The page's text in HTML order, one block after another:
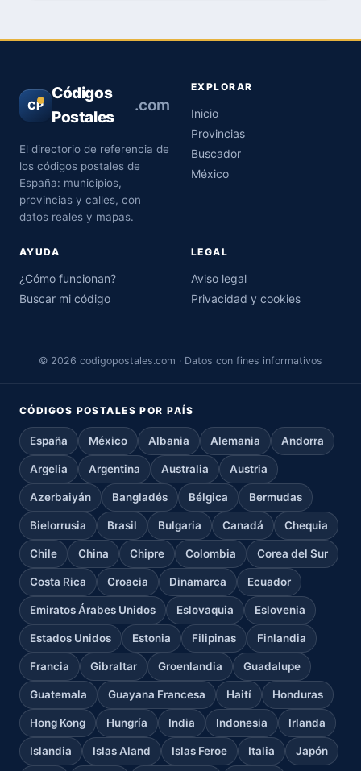
CP
Códigos
Postales
.com
El directorio de referencia de
los códigos postales de
España: municipios,
provincias y calles, con
datos reales y mapas.
EXPLORAR
Inicio
Provincias
Buscador
México
AYUDA
¿Cómo funcionan?
Buscar mi código
LEGAL
Aviso legal
Privacidad y cookies
© 2026 codigopostales.com · Datos con fines informativos
CÓDIGOS POSTALES POR PAÍS
España México Albania Alemania Andorra
Argelia Argentina Australia Austria
Azerbaiyán Bangladés Bélgica Bermudas
Bielorrusia Brasil Bulgaria Canadá Chequia
Chile China Chipre Colombia Corea del Sur
Costa Rica Croacia Dinamarca Ecuador
Emiratos Árabes Unidos Eslovaquia Eslovenia
Estados Unidos Estonia Filipinas Finlandia
Francia Gibraltar Groenlandia Guadalupe
Guatemala Guayana Francesa Haití Honduras
Hong Kong Hungría India Indonesia Irlanda
Islandia Islas Aland Islas Feroe Italia Japón